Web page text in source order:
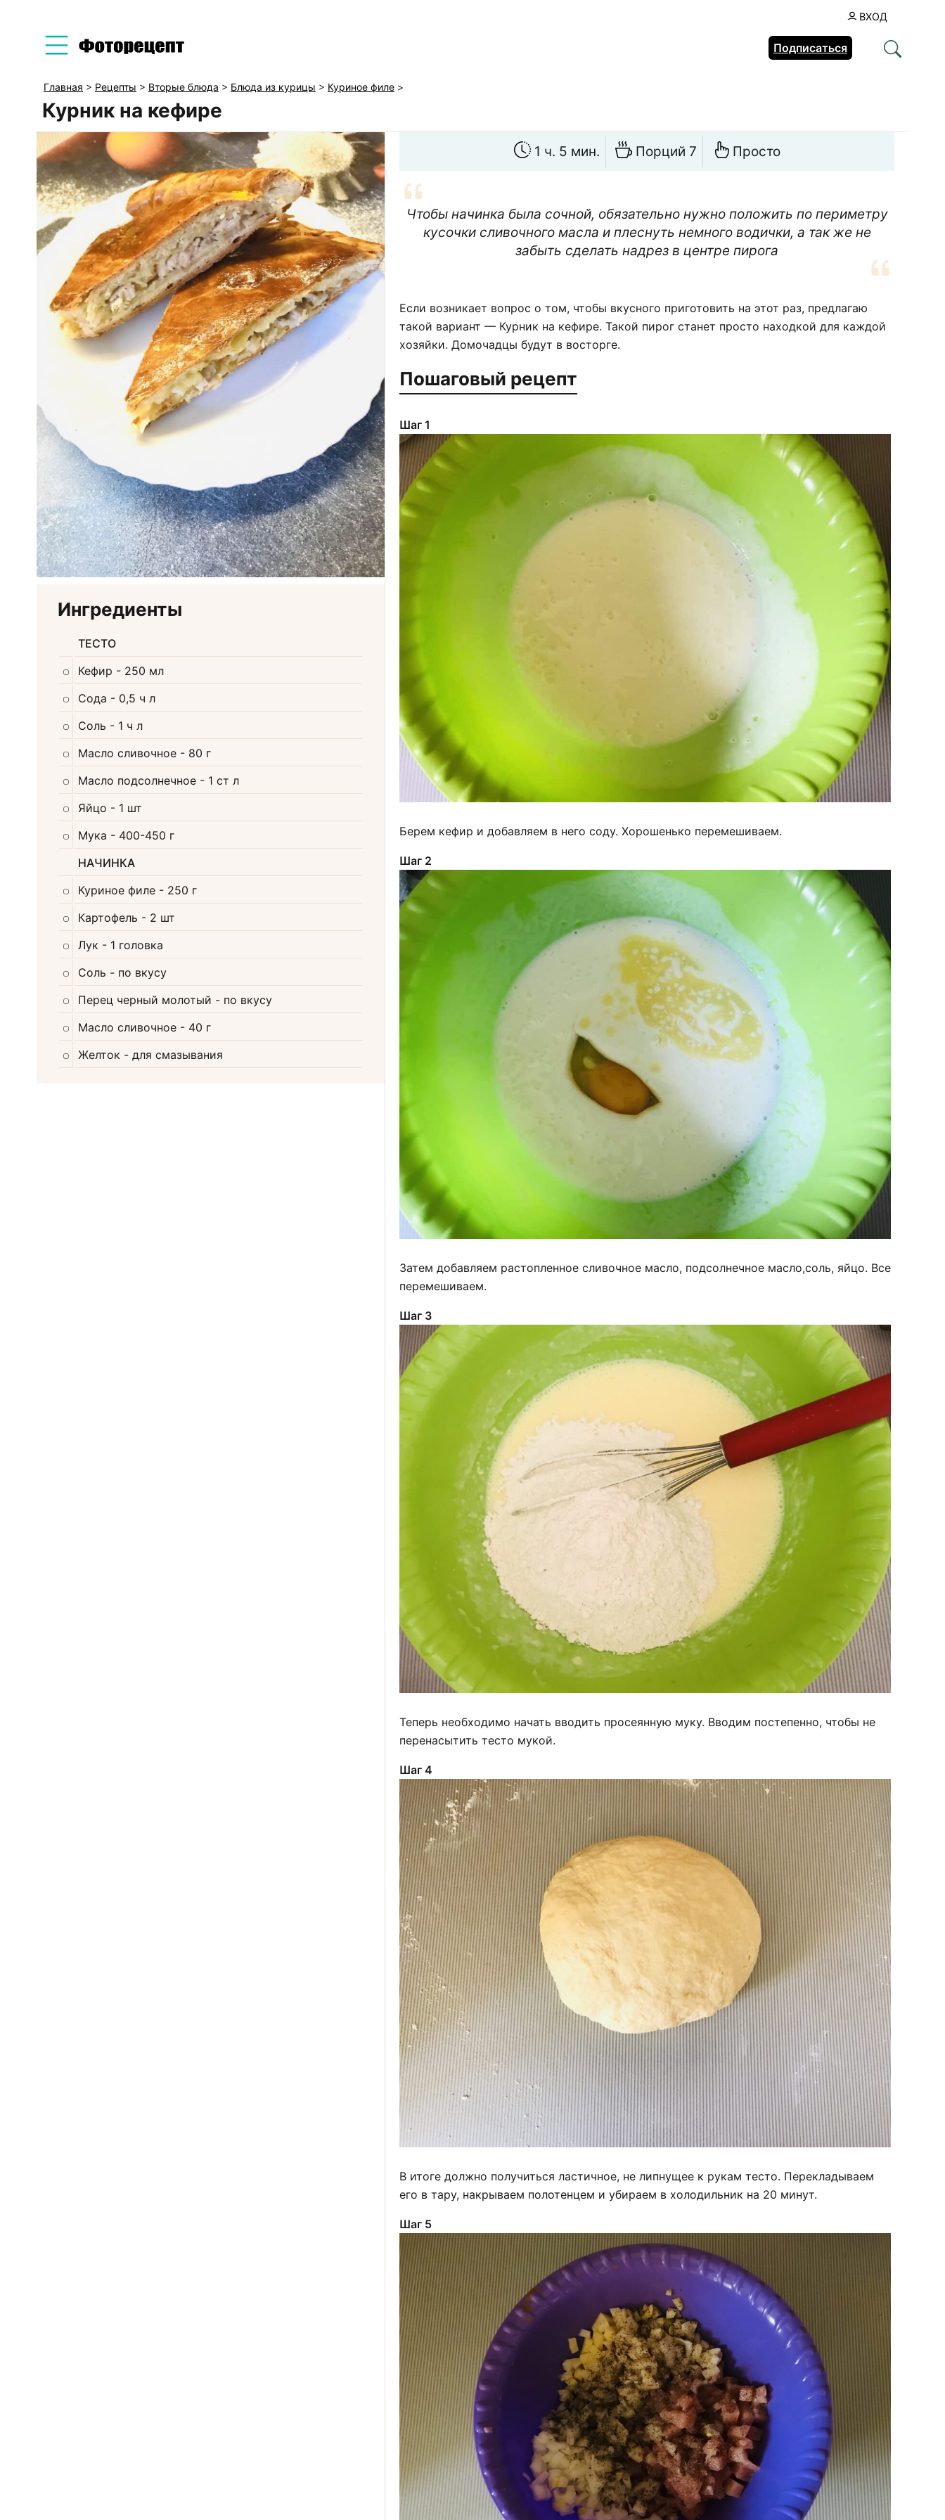
ВХОД
Подписаться
Главная > Рецепты > Вторые блюда > Блюда из курицы > Куриное филе >
Курник на кефире
Ингредиенты
ТЕСТО
Кефир - 250 мл
Сода - 0,5 ч л
Соль - 1 ч л
Масло сливочное - 80 г
Масло подсолнечное - 1 ст л
Яйцо - 1 шт
Мука - 400-450 г
НАЧИНКА
Куриное филе - 250 г
Картофель - 2 шт
Лук - 1 головка
Соль - по вкусу
Перец черный молотый - по вкусу
Масло сливочное - 40 г
Желток - для смазывания
1 ч. 5 мин. Порций 7 Просто
Чтобы начинка была сочной, обязательно нужно положить по периметру
кусочки сливочного масла и плеснуть немного водички, а так же не
забыть сделать надрез в центре пирога
Если возникает вопрос о том, чтобы вкусного приготовить на этот раз, предлагаю
такой вариант — Курник на кефире. Такой пирог станет просто находкой для каждой
хозяйки. Домочадцы будут в восторге.
Пошаговый рецепт
Шаг 1
Берем кефир и добавляем в него соду. Хорошенько перемешиваем.
Шаг 2
Затем добавляем растопленное сливочное масло, подсолнечное масло,соль, яйцо. Все
перемешиваем.
Шаг 3
Теперь необходимо начать вводить просеянную муку. Вводим постепенно, чтобы не
перенасытить тесто мукой.
Шаг 4
В итоге должно получиться ластичное, не липнущее к рукам тесто. Перекладываем
его в тару, накрываем полотенцем и убираем в холодильник на 20 минут.
Шаг 5